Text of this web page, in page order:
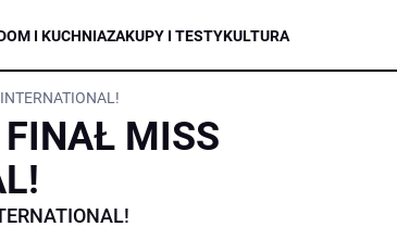
I KUCHNIAZAKUPY I TESTYKULTURA
MISS